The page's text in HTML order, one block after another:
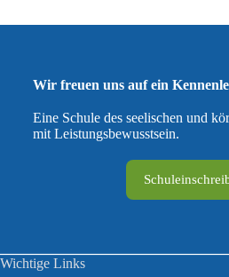
Wir freuen uns auf ein
Eine Schule des seelischen und
mit Leistungsbewusstsein.
Wichtige Links